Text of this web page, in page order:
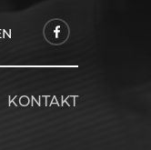
KONTAKT